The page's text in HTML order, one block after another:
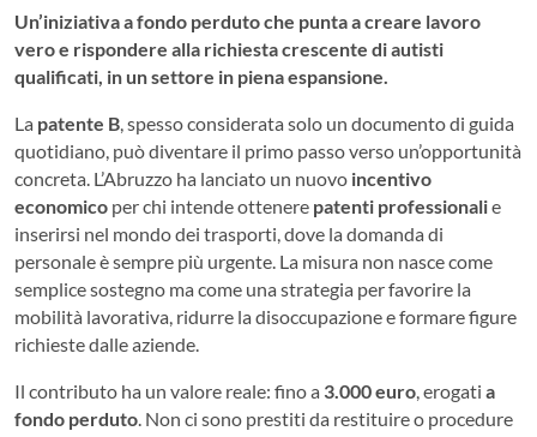
Un’iniziativa a fondo perduto che punta a creare lavoro
vero e rispondere alla richiesta crescente di autisti
qualificati, in un settore in piena espansione.
La patente B, spesso considerata solo un documento di guida
quotidiano, può diventare il primo passo verso un’opportunità
concreta. L’Abruzzo ha lanciato un nuovo incentivo
economico per chi intende ottenere patenti professionalie
inserirsi nel mondo dei trasporti, dove la domanda di
personale è sempre più urgente. La misura non nasce come
semplice sostegno ma come una strategia per favorire la
mobilità lavorativa, ridurre la disoccupazione e formare figure
richieste dalle aziende.
Il contributo ha un valore reale: fino a 3.000 euro, erogati a
fondo perduto. Non ci sono prestiti da restituire o procedure